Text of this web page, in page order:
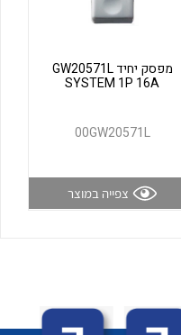
מפסק יחיד GW20571L
SYSTEM 1P 16A
00GW20571L
צפייה במוצר